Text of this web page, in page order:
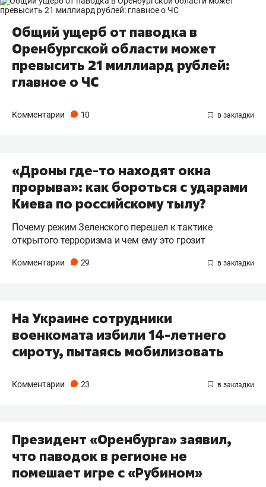
Общий ущерб от паводка в
Оренбургской области может
превысить 21 миллиард рублей:
главное о ЧС
Комментарии 10
«Дроны где-то находят окна
прорыва»: как бороться с ударами
Киева по российскому тылу?
Почему режим Зеленского перешел к тактике
открытого терроризма и чем ему это грозит
Комментарии 29
На Украине сотрудники
военкомата избили 14-летнего
сироту, пытаясь мобилизовать
Комментарии 23
Президент «Оренбурга» заявил,
что паводок в регионе не
помешает игре с «Рубином»